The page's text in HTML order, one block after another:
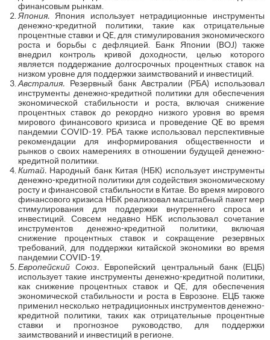
финансовым рынкам.
Япония. Япония использует нетрадиционные инструменты
денежно-кредитной политики, такие как отрицательные
процентные ставки и QE, для стимулирования экономического
роста и борьбы с дефляцией. Банк Японии (BOJ) также
внедрил контроль кривой доходности, целью которого
является поддержание долгосрочных процентных ставок на
низком уровне для поддержки заимствований и инвестиций.
Австралия. Резервный банк Австралии (РБА) использовал
инструменты денежно-кредитной политики для обеспечения
экономической стабильности и роста, включая снижение
процентных ставок до рекордно низкого уровня во время
мирового финансового кризиса и проведение QE во время
пандемии COVID-19. РБА также использовал перспективные
рекомендации для информирования общественности и
рынков о своих намерениях в отношении будущей денежно-
кредитной политики.
Китай. Народный банк Китая (НБК) использует инструменты
денежно-кредитной политики для содействия экономическому
росту и финансовой стабильности в Китае. Во время мирового
финансового кризиса НБК реализовал масштабный пакет мер
стимулирования для поддержки внутреннего спроса и
инвестиций. Совсем недавно НБК использовал сочетание
инструментов денежно-кредитной политики, включая
снижение процентных ставок и сокращение резервных
требований, для поддержки китайской экономики во время
пандемии COVID-19.
Европейский Союз. Европейский центральный банк (ЕЦБ)
использует такие инструменты денежно-кредитной политики,
как снижение процентных ставок и QE, для обеспечения
экономической стабильности и роста в Еврозоне. ЕЦБ также
применил несколько нетрадиционных инструментов денежно-
кредитной политики, таких как отрицательные процентные
ставки и прогнозное руководство, для поддержки
заимствований и инвестиций в регионе.